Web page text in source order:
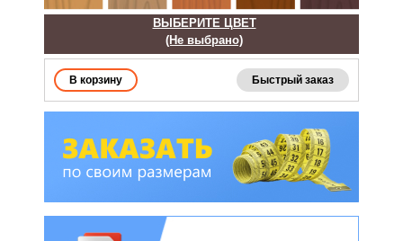
ВЫБЕРИТЕ ЦВЕТ
(Не выбрано)
Быстрый заказ